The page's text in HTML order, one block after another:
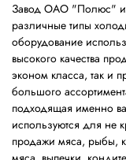
Завод ОАО "Полюс"
различные типы
оборудование
высокого качества
эконом класса, так и
большого
подходящая именно
используются для не
продажи мяса, рыбы,